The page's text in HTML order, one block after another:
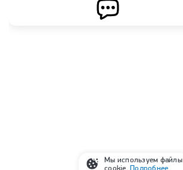
Мы используем файлы
cookie.Подробнее